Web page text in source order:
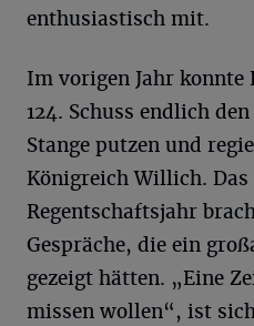
enthusiastisch mit.
Im vorigen Jahr
124. Schuss endlich
Stange putzen und
Königreich Willich. Das
Regentschaftsjahr
Gespräche, die ein
gezeigt hätten. „Eine
missen wollen“, ist